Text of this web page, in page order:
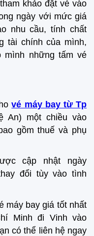
khảo đặt vé vào
ngày với mức giá
nhu cầu, tính chất
tài chính của mình,
mình những tấm vé
vé máy bay từ Tp
An) một chiều vào
gồm thuế và phụ
cập nhật ngày
đổi tùy vào tình
máy bay giá tốt nhất
Minh đi Vinh vào
có thể liên hệ ngay